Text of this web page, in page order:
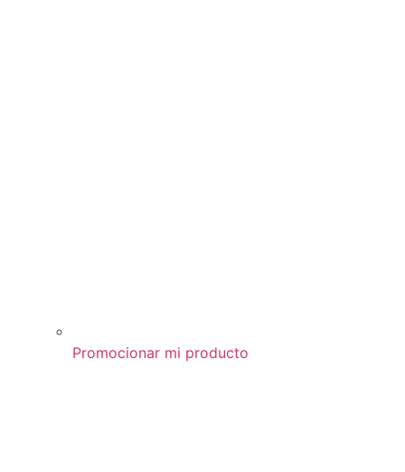
Promocionar mi producto